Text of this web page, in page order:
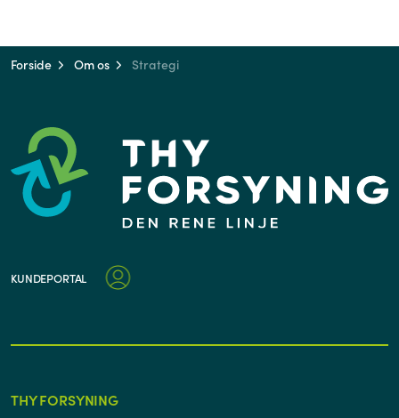
Forside Om os Strategi
KUNDEPORTAL
THY FORSYNING